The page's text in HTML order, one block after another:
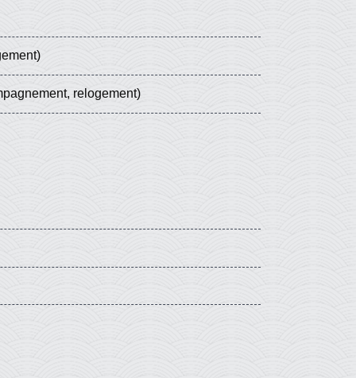
relogement)